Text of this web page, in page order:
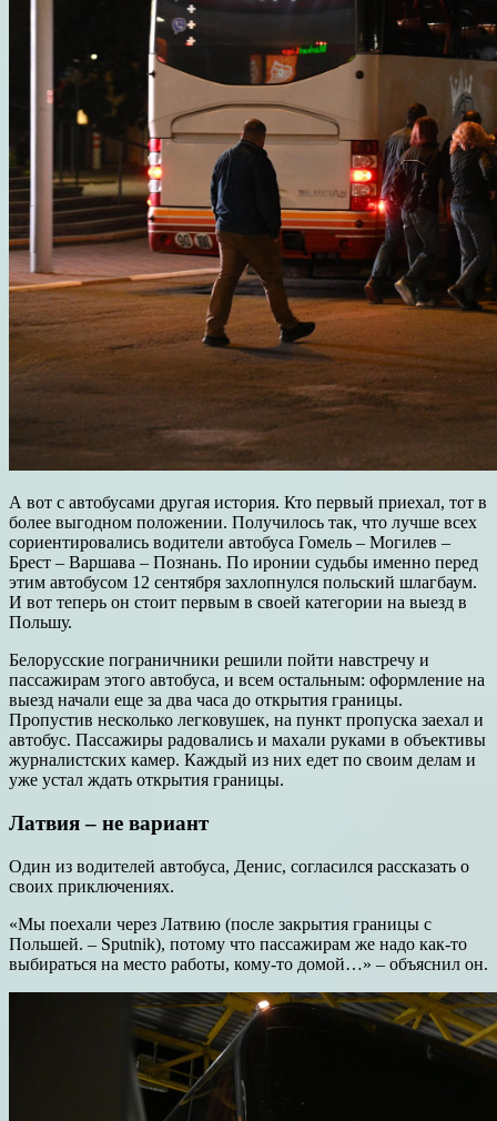
А вот с автобусами другая история. Кто первый приехал, тот в
более выгодном положении. Получилось так, что лучше всех
сориентировались водители автобуса Гомель – Могилев –
Брест – Варшава – Познань. По иронии судьбы именно перед
этим автобусом 12 сентября захлопнулся польский шлагбаум.
И вот теперь он стоит первым в своей категории на выезд в
Польшу.
Белорусские пограничники решили пойти навстречу и
пассажирам этого автобуса, и всем остальным: оформление на
выезд начали еще за два часа до открытия границы.
Пропустив несколько легковушек, на пункт пропуска заехал и
автобус. Пассажиры радовались и махали руками в объективы
журналистских камер. Каждый из них едет по своим делам и
уже устал ждать открытия границы.
Латвия – не вариант
Один из водителей автобуса, Денис, согласился рассказать о
своих приключениях.
«Мы поехали через Латвию (после закрытия границы с
Польшей. – Sputnik), потому что пассажирам же надо как-то
выбираться на место работы, кому-то домой…» – объяснил он.